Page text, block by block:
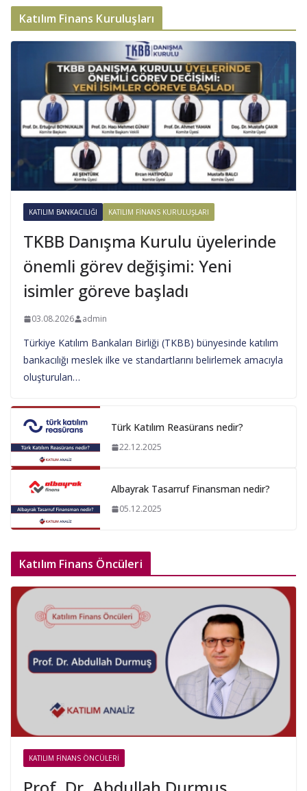
Katılım Finans Kuruluşları
KATILIM BANKACILIĞI KATILIM FINANS KURULUŞLARI
TKBB Danışma Kurulu üyelerinde
önemli görev değişimi: Yeni
isimler göreve başladı
03.08.2026 admin
Türkiye Katılım Bankaları Birliği (TKBB) bünyesinde katılım
bankacılığı meslek ilke ve standartlarını belirlemek amacıyla
oluşturulan…
Türk Katılım Reasürans nedir?
22.12.2025
Albayrak Tasarruf Finansman nedir?
05.12.2025
Katılım Finans Öncüleri
KATILIM FINANS ÖNCÜLERI